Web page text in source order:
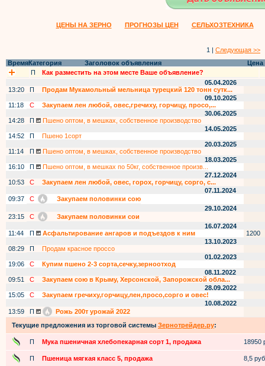
ЦЕНЫ НА ЗЕРНО ПРОГНОЗЫ ЦЕН СЕЛЬХОЗТЕХНИКА
1 | Следующая >>
ВремяКатегория Заголовок объявления
Цена
П
Как разместить на этом месте Ваше объявление?
05.04.2026
13:20
П
Продам Мукамольный мельница турецкий 120 тонн сутк...
09.10.2025
11:18
С
Закупаем лен любой, овес,гречиху, горчицу, просо,...
30.06.2025
14:28
П
Пшено оптом, в мешках, собственное производство
14.05.2025
14:52
П
Пшено 1сорт
20.03.2025
11:14
П
Пшено оптом, в мешках, собственное производство
18.03.2025
16:10
П
Пшено оптом, в мешках по 50кг, собственное произв...
27.12.2024
10:53
С
Закупаем лен любой, овес, горох, горчицу, сорго, с...
07.11.2024
09:37
С
Закупаем половинки сою
29.10.2024
23:15
С
Закупаем половинки сои
16.07.2024
11:44
П Асфальтирование ангаров и подъездов к ним
1200
13.10.2023
08:29
П
Продам красное проссо
01.02.2023
19:06
С
Купим пшено 2-3 сорта,сечку,зерноотход
08.11.2022
09:51
С
Закупаем сою в Крыму, Херсонской, Запорожской обла...
28.09.2022
15:05
С
Закупаем гречиху,горчицу,лен,просо,сорго и овес!
10.08.2022
13:59
П
Рожь 200т урожай 2022
Текущие предложения из торговой системы Зернотрейдер.ру:
П Мука пшеничная хлебопекарная сорт 1, продажа 18950
П Пшеница мягкая класс 5, продажа
8,5